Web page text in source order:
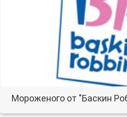
Мороженого от "Баскин